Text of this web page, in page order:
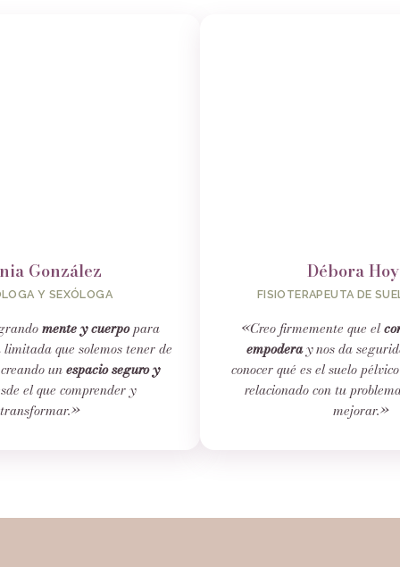
González
Y SEXÓLOGA
mente y cuerpopara
que solemos tener de
unespacio seguro y
el que comprender y
transformar.»
Débora
FISIOTERAPEUTA DE
«Creo firmemente que el
empoderay nos da
conocer qué es el suelo
relacionado con tu
mejorar.»